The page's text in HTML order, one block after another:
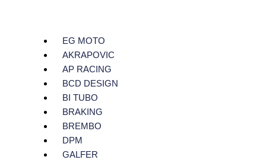
EG MOTO
AKRAPOVIC
AP RACING
BCD DESIGN
BI TUBO
BRAKING
BREMBO
DPM
GALFER